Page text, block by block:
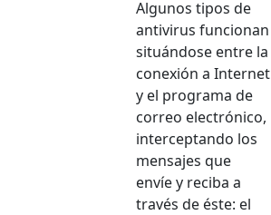
Algunos tipos de
antivirus funcionan
situándose entre la
conexión a Internet
y el programa de
correo electrónico,
interceptando los
mensajes que
envíe y reciba a
través de éste: el